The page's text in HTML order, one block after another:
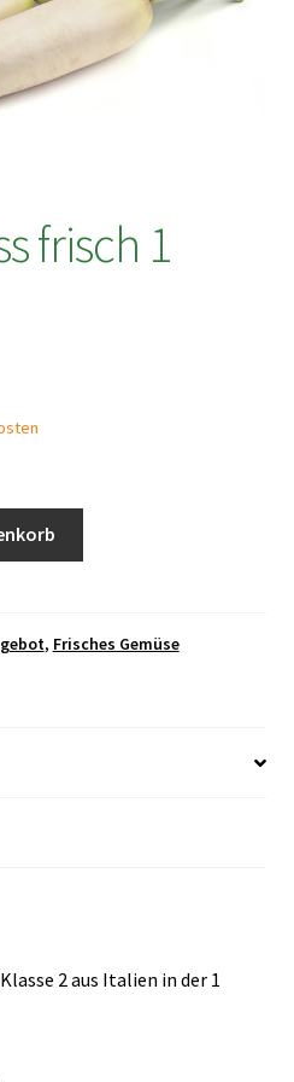
frisch 1
, Frisches Gemüse
2 aus Italien in der 1